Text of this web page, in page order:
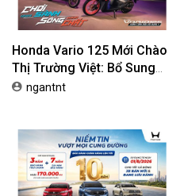
Honda Vario 125 Mới Chào
Thị Trường Việt: Bổ Sung
Phiên Bản Street, Giá Từ
ngantnt